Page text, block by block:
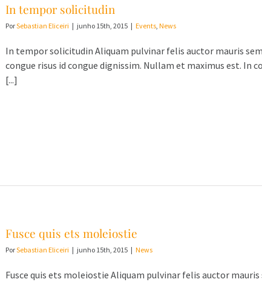
In tempor solicitudin
PorSebastian Eliceiri | junho 15th, 2015 | Events News
In tempor solicitudin Aliquam pulvinar felis auctor mauris
congue risus id congue dignissim. Nullam et maximus est. In
[...]
Fusce quis ets moleiostie
PorSebastian Eliceiri | junho 15th, 2015 | News
Fusce quis ets moleiostie Aliquam pulvinar felis auctor